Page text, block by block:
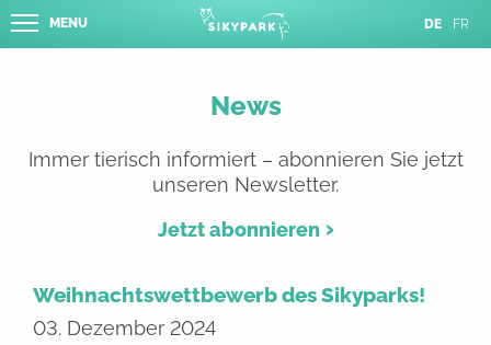
MENU DE FR
News
Immer tierisch informiert – abonnieren Sie jetzt
unseren Newsletter.
Jetzt abonnieren
Weihnachtswettbewerb des Sikyparks!
03. Dezember 2024